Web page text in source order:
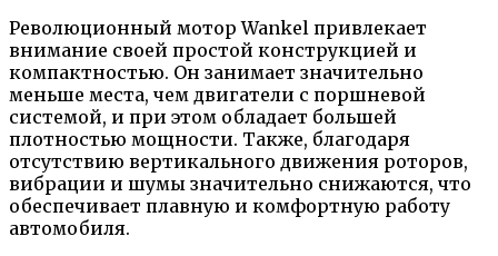
Революционный мотор Wankel привлекает
внимание своей простой конструкцией и
компактностью. Он занимает значительно
меньше места, чем двигатели с поршневой
системой, и при этом обладает большей
плотностью мощности. Также, благодаря
отсутствию вертикального движения роторов,
вибрации и шумы значительно снижаются, что
обеспечивает плавную и комфортную работу
автомобиля.